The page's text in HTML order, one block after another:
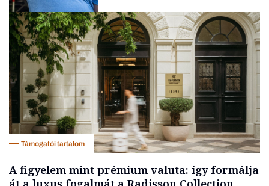
Társadalom
Támogatói tartalom
A figyelem mint prémium valuta: így formálja